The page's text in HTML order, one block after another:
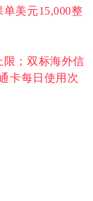
单美元15,000整
限；双标海外信
卡每日使用次